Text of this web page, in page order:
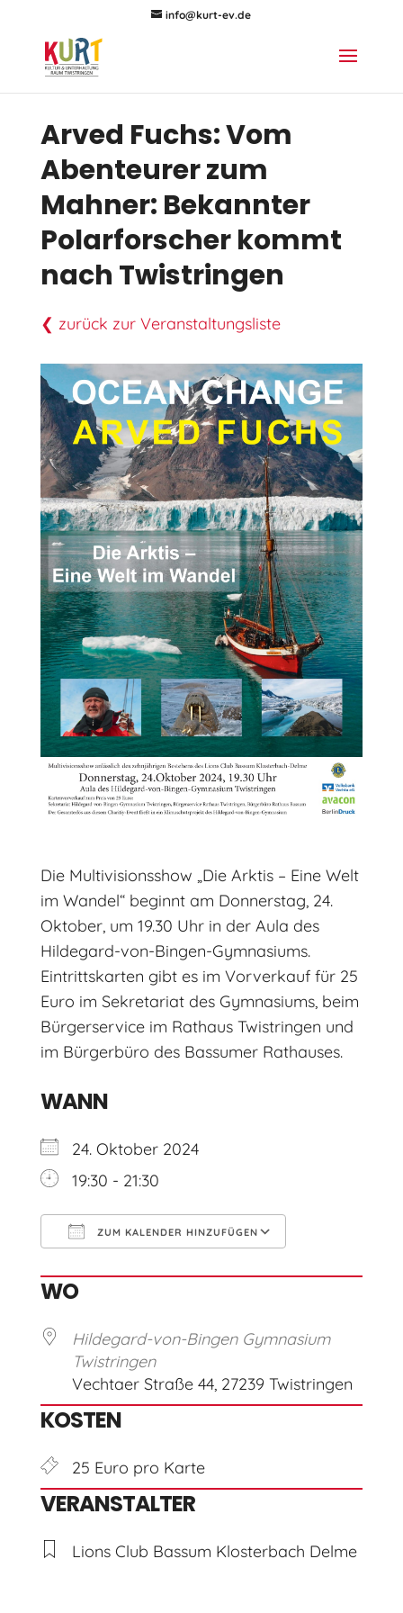
info@kurt-ev.de
Arved Fuchs: Vom
Abenteurer zum
Mahner: Bekannter
Polarforscher kommt
nach Twistringen
❮ zurück zur Veranstaltungsliste
Die Multivisionsshow „Die Arktis – Eine Welt
im Wandel“ beginnt am Donnerstag, 24.
Oktober, um 19.30 Uhr in der Aula des
Hildegard-von-Bingen-Gymnasiums.
Eintrittskarten gibt es im Vorverkauf für 25
Euro im Sekretariat des Gymnasiums, beim
Bürgerservice im Rathaus Twistringen und
im Bürgerbüro des Bassumer Rathauses.
WANN
24. Oktober 2024
19:30 - 21:30
ZUM KALENDER HINZUFÜGEN
WO
Hildegard-von-Bingen Gymnasium
Twistringen
Vechtaer Straße 44, 27239 Twistringen
KOSTEN
25 Euro pro Karte
VERANSTALTER
Lions Club Bassum Klosterbach Delme